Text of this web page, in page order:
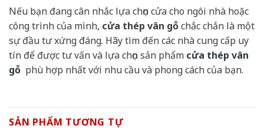
Nếu bạn đang cân nhắc lựa chọn cửa cho ngôi nhà hoặc
công trình của mình, cửa thép vân gỗchắc chắn là một
sự đầu tư xứng đáng. Hãy tìm đến các nhà cung cấp uy
tín để được tư vấn và lựa chọn sản phẩm cửa thép vân
gỗ phù hợp nhất với nhu cầu và phong cách của bạn.
SẢN PHẨM TƯƠNG TỰ